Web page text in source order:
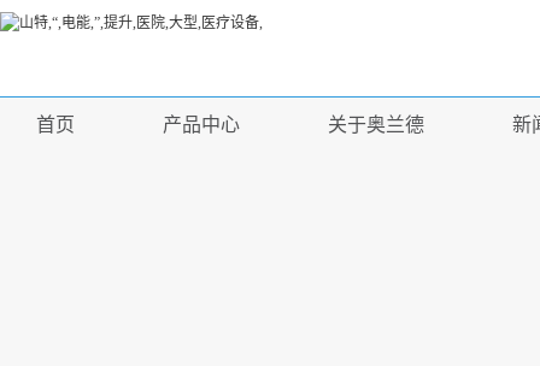
首页 产品中心 关于奥兰德 新